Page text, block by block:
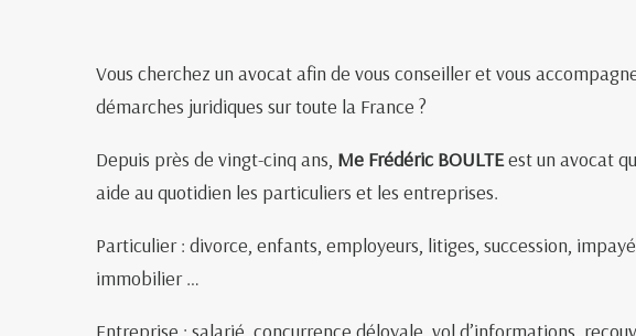
Vous cherchez un avocat afin de vous conseiller et vous
démarches juridiques sur toute la France ?
Depuis près de vingt-cinq ans, Me Frédéric BOULTEest un avocat
aide au quotidien les particuliers et les entreprises.
Particulier : divorce, enfants, employeurs, litiges, succession,
immobilier …